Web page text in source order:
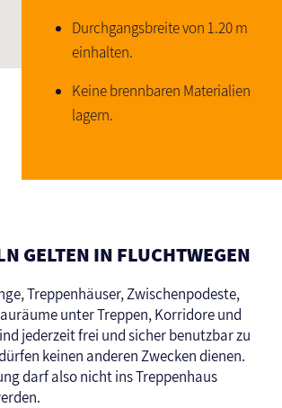
Durchgangsbreite von 1.20 m
einhalten.
Keine brennbaren Materialien
lagern.
GELTEN IN FLUCHTWEGEN
Treppenhäuser, Zwischenpodeste,
unter Treppen, Korridore und
jederzeit frei und sicher benutzbar zu
keinen anderen Zwecken dienen.
darf also nicht ins Treppenhaus